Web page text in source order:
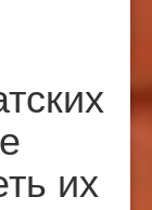
их